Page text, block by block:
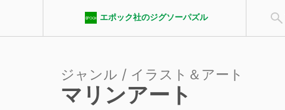
エポック社のジグソーパズル
エポック社パズルクラブ
ジャンル / イラスト＆アート
マリンアート